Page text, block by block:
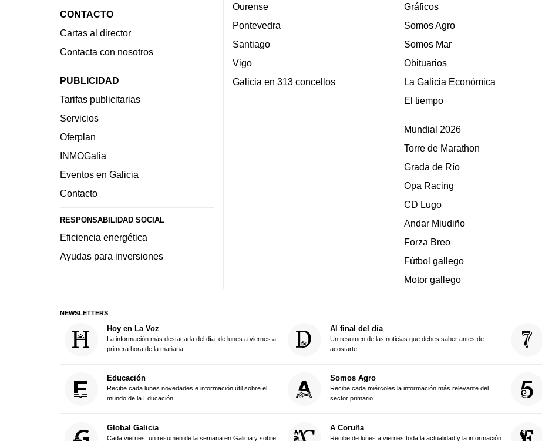
CONTACTO
Cartas al director
Contacta con nosotros
PUBLICIDAD
Tarifas publicitarias
Servicios
Oferplan
INMOGalia
Eventos en Galicia
Contacto
RESPONSABILIDAD SOCIAL
Eficiencia energética
Ayudas para inversiones
Ourense
Pontevedra
Santiago
Vigo
Galicia en 313 concellos
Gráficos
Somos Agro
Somos Mar
Obituarios
La Galicia Económica
El tiempo
Mundial 2026
Torre de Marathon
Grada de Río
Opa Racing
CD Lugo
Andar Miudiño
Forza Breo
Fútbol gallego
Motor gallego
NEWSLETTERS
Hoy en La Voz
La información más destacada del día, de lunes a viernes a
primera hora de la mañana
Al final del día
Un resumen de las noticias que debes saber antes de
acostarte
Educación
Recibe cada lunes novedades e información útil sobre el
mundo de la Educación
Somos Agro
Recibe cada miércoles la información más relevante del
sector primario
Global Galicia
Cada viernes, un resumen de la semana en Galicia y sobre
A Coruña
Recibe de lunes a viernes toda la actualidad y la información